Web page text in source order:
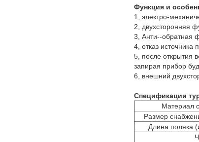
Функция и
1, электро-
2, двухсторонняя
3, Анти--обратная
4, отказ источника
5, после открытия
запирая прибор
6, внешний
Спецификации
Материал
Размер
Длина поляка